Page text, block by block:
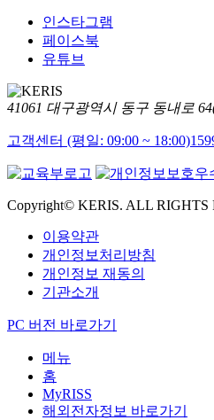
인스타그램
페이스북
유튜브
41061 대구광역시 동구 동내로
고객센터 (평일: 09:00 ~ 18:00)
Copyright© KERIS. ALL RIGHTS
이용약관
개인정보처리방침
개인정보 재동의
기관소개
PC 버전 바로가기
메뉴
홈
MyRISS
해외전자정보 바로가기